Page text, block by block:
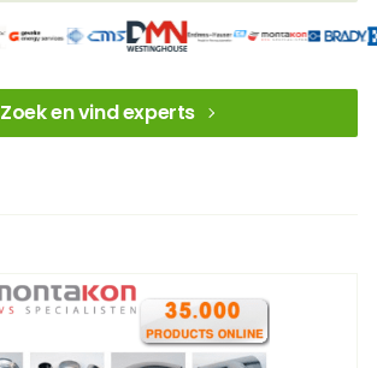
Zoek en vind experts